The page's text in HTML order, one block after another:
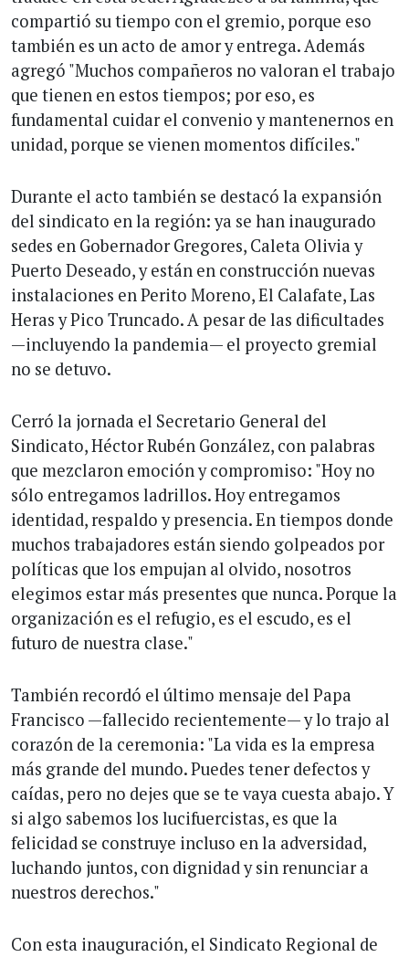
compartió su tiempo con el gremio, porque eso
también es un acto de amor y entrega. Además
agregó "Muchos compañeros no valoran el trabajo
que tienen en estos tiempos; por eso, es
fundamental cuidar el convenio y mantenernos en
unidad, porque se vienen momentos difíciles."
Durante el acto también se destacó la expansión
del sindicato en la región: ya se han inaugurado
sedes en Gobernador Gregores, Caleta Olivia y
Puerto Deseado, y están en construcción nuevas
instalaciones en Perito Moreno, El Calafate, Las
Heras y Pico Truncado. A pesar de las dificultades
—incluyendo la pandemia— el proyecto gremial
no se detuvo.
Cerró la jornada el Secretario General del
Sindicato, Héctor Rubén González, con palabras
que mezclaron emoción y compromiso: "Hoy no
sólo entregamos ladrillos. Hoy entregamos
identidad, respaldo y presencia. En tiempos donde
muchos trabajadores están siendo golpeados por
políticas que los empujan al olvido, nosotros
elegimos estar más presentes que nunca. Porque la
organización es el refugio, es el escudo, es el
futuro de nuestra clase."
También recordó el último mensaje del Papa
Francisco —fallecido recientemente— y lo trajo al
corazón de la ceremonia: "La vida es la empresa
más grande del mundo. Puedes tener defectos y
caídas, pero no dejes que se te vaya cuesta abajo. Y
si algo sabemos los lucifuercistas, es que la
felicidad se construye incluso en la adversidad,
luchando juntos, con dignidad y sin renunciar a
nuestros derechos."
Con esta inauguración, el Sindicato Regional de